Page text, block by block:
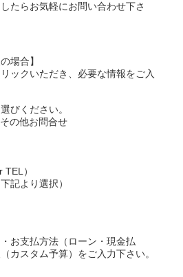
たらお気軽にお問い合わせ下さ
場合】
ックいただき、必要な情報をご入
びください。
他お問合せ
）
記より選択）
お支払方法（ローン・現金払
カスタム予算）をご入力下さい。